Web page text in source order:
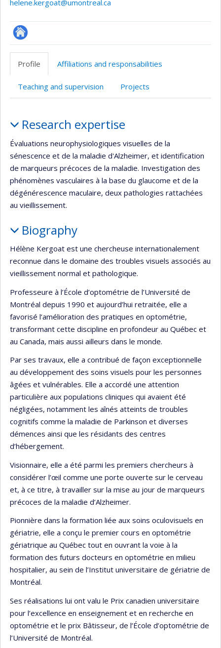
helene.kergoat@umontreal.ca
ResearchGate
Profile
Affiliations and responsabilities
Teaching and supervision Projects
Research expertise
Évaluations neurophysiologiques visuelles de la
sénescence et de la maladie d'Alzheimer, et identification
de marqueurs précoces de la maladie. Investigation des
phénomènes vasculaires à la base du glaucome et de la
dégénérescence maculaire, deux pathologies rattachées
au vieillissement.
Biography
Hélène Kergoat est une chercheuse internationalement
reconnue dans le domaine des troubles visuels associés au
vieillissement normal et pathologique.
Professeure à l’École d’optométrie de l’Université de
Montréal depuis 1990 et aujourd’hui retraitée, elle a
favorisé l’amélioration des pratiques en optométrie,
transformant cette discipline en profondeur au Québec et
au Canada, mais aussi ailleurs dans le monde.
Par ses travaux, elle a contribué de façon exceptionnelle
au développement des soins visuels pour les personnes
âgées et vulnérables. Elle a accordé une attention
particulière aux populations cliniques qui avaient été
négligées, notamment les aînés atteints de troubles
cognitifs comme la maladie de Parkinson et diverses
démences ainsi que les résidants des centres
d’hébergement.
Visionnaire, elle a été parmi les premiers chercheurs à
considérer l’œil comme une porte ouverte sur le cerveau
et, à ce titre, à travailler sur la mise au jour de marqueurs
précoces de la maladie d’Alzheimer.
Pionnière dans la formation liée aux soins oculovisuels en
gériatrie, elle a conçu le premier cours en optométrie
gériatrique au Québec tout en ouvrant la voie à la
formation des futurs docteurs en optométrie en milieu
hospitalier, au sein de l’Institut universitaire de gériatrie de
Montréal.
Ses réalisations lui ont valu le Prix canadien universitaire
pour l’excellence en enseignement et en recherche en
optométrie et le prix Bâtisseur, de l’École d’optométrie de
l’Université de Montréal.